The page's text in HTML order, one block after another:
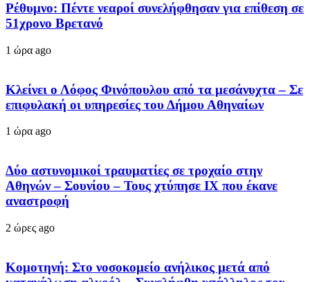
Ρέθυμνο: Πέντε νεαροί συνελήφθησαν για επίθεση σε
51χρονο Βρετανό
1 ώρα ago
Κλείνει ο Λόφος Φινόπουλου από τα μεσάνυχτα – Σε
επιφυλακή οι υπηρεσίες του Δήμου Αθηναίων
1 ώρα ago
Δύο αστυνομικοί τραυματίες σε τροχαίο στην
Αθηνών – Σουνίου – Τους χτύπησε ΙΧ που έκανε
αναστροφή
2 ώρες ago
Κομοτηνή: Στο νοσοκομείο ανήλικος μετά από